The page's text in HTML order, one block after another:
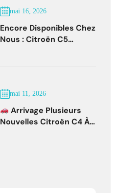
mai 16, 2026
Encore Disponibles Chez
Nous : Citroën C5
mai 11, 2026
Arrivage Plusieurs
Nouvelles Citroën C4 À